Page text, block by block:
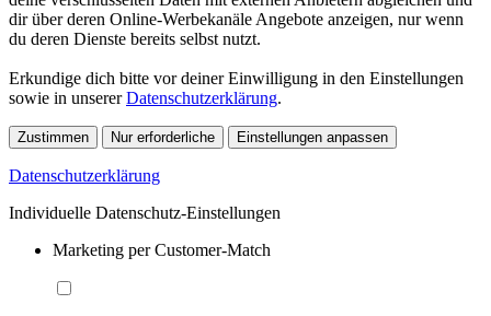
dir über deren Online-Werbekanäle Angebote anzeigen, nur wenn
du deren Dienste bereits selbst nutzt.
Erkundige dich bitte vor deiner Einwilligung in den Einstellungen
sowie in unsererDatenschutzerklärung.
Zustimmen Nur erforderliche Einstellungen anpassen
Datenschutzerklärung
Individuelle Datenschutz-Einstellungen
Marketing per Customer-Match